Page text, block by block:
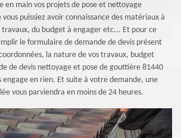
en main vos projets de pose et nettoyage
puissiez avoir connaissance des matériaux à
travaux, du budget à engager etc... Et pour ce
le formulaire de demande de devis présent
la nature de vos travaux, budget
de devis nettoyage et pose de gouttière 81440
en rien. Et suite à votre demande, une
vous parviendra en moins de 24 heures.